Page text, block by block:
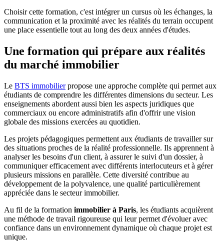
Choisir cette formation, c'est intégrer un cursus où les échanges, la
communication et la proximité avec les réalités du terrain occupent
une place essentielle tout au long des deux années d'études.
Une formation qui prépare aux réalités
du marché immobilier
Le BTS immobilierpropose une approche complète qui permet aux
étudiants de comprendre les différentes dimensions du secteur. Les
enseignements abordent aussi bien les aspects juridiques que
commerciaux ou encore administratifs afin d'offrir une vision
globale des missions exercées au quotidien.
Les projets pédagogiques permettent aux étudiants de travailler sur
des situations proches de la réalité professionnelle. Ils apprennent à
analyser les besoins d'un client, à assurer le suivi d'un dossier, à
communiquer efficacement avec différents interlocuteurs et à gérer
plusieurs missions en parallèle. Cette diversité contribue au
développement de la polyvalence, une qualité particulièrement
appréciée dans le secteur immobilier.
Au fil de la formation immobilier à Paris, les étudiants acquièrent
une méthode de travail rigoureuse qui leur permet d'évoluer avec
confiance dans un environnement dynamique où chaque projet est
unique.